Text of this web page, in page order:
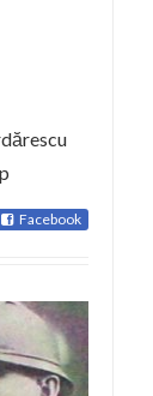
Facebook